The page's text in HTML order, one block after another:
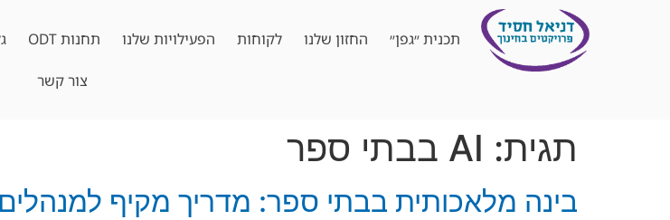
תכנית ״גפן״ החזון שלנו לקוחות הפעילויות שלנו תחנות ODT
צור קשר
תגית: AI בבתי ספר
בינה מלאכותית בבתי ספר: מדריך מקיף למנהלים